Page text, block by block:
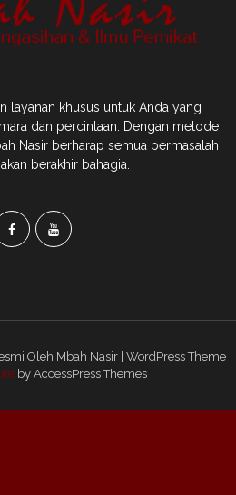
layanan khusus untuk Anda yang
dan percintaan. Dengan metode
Nasir berharap semua permasalah
berakhir bahagia.
Oleh Mbah Nasir | WordPress Theme
by AccessPress Themes